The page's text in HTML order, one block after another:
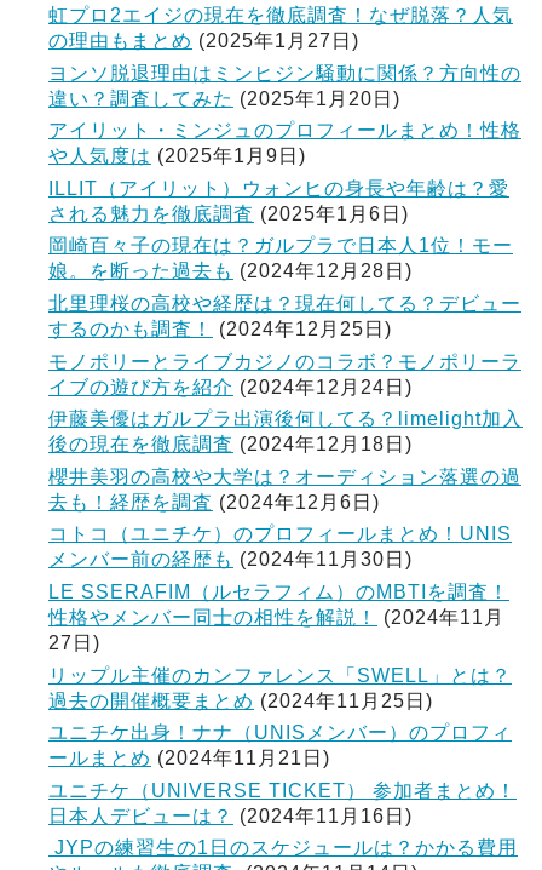
虹プロ2エイジの現在を徹底調査！なぜ脱落？人気
の理由もまとめ (2025年1月27日)
ヨンソ脱退理由はミンヒジン騒動に関係？方向性の
違い？調査してみた (2025年1月20日)
アイリット・ミンジュのプロフィールまとめ！性格
や人気度は (2025年1月9日)
ILLIT（アイリット）ウォンヒの身長や年齢は？愛
される魅力を徹底調査 (2025年1月6日)
岡崎百々子の現在は？ガルプラで日本人1位！モー
娘。を断った過去も (2024年12月28日)
北里理桜の高校や経歴は？現在何してる？デビュー
するのかも調査！
(2024年12月25日)
モノポリーとライブカジノのコラボ？モノポリーラ
イブの遊び方を紹介 (2024年12月24日)
伊藤美優はガルプラ出演後何してる？limelight加入
後の現在を徹底調査 (2024年12月18日)
櫻井美羽の高校や大学は？オーディション落選の過
去も！経歴を調査 (2024年12月6日)
コトコ（ユニチケ）のプロフィールまとめ！UNIS
メンバー前の経歴も (2024年11月30日)
LE SSERAFIM（ルセラフィム）のMBTIを調査！
性格やメンバー同士の相性を解説！
(2024年11月
27日)
リップル主催のカンファレンス「SWELL」とは？
過去の開催概要まとめ (2024年11月25日)
ユニチケ出身！ナナ（UNISメンバー）のプロフィ
ールまとめ (2024年11月21日)
ユニチケ（UNIVERSE TICKET） 参加者まとめ！
日本人デビューは？
(2024年11月16日)
JYPの練習生の1日のスケジュールは？かかる費用